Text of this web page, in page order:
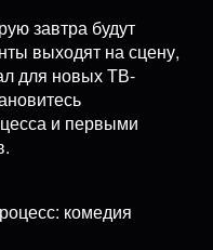
завтра будут
выходят на сцену,
для новых ТВ-
и первыми
комедия